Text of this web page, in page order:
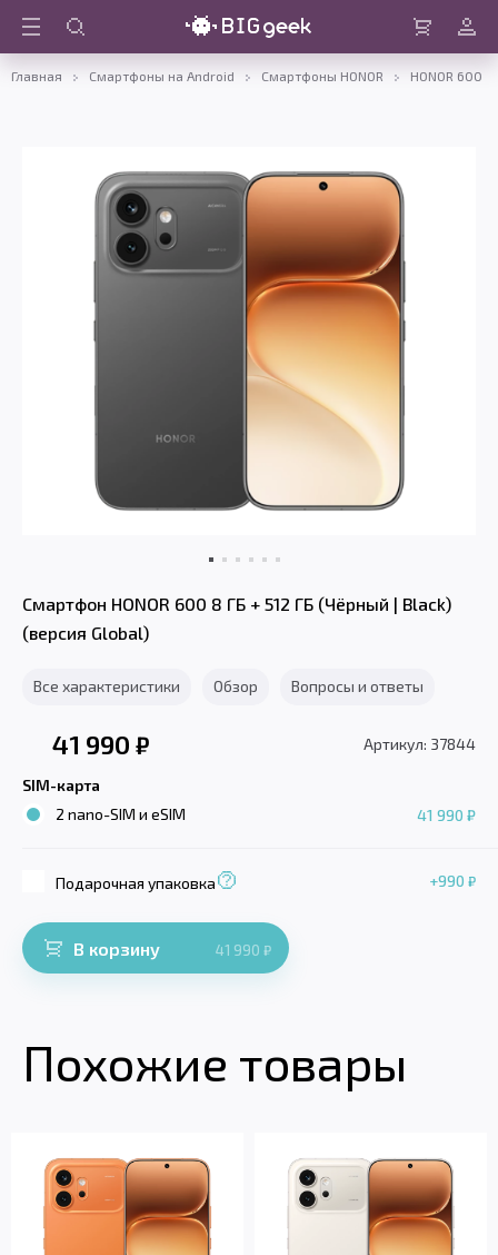
Войти
Главная Смартфоны на Android Смартфоны HONOR HONOR 600
Смартфон HONOR 600 8 ГБ + 512 ГБ (Чёрный | Black)
(версия Global)
Все характеристики Обзор Вопросы и ответы
41 990 ₽ Артикул: 37844
SIM-карта
2 nano-SIM и eSIM
41 990 ₽
Подарочная упаковка +990 ₽
В корзину 41 990 ₽
Похожие товары